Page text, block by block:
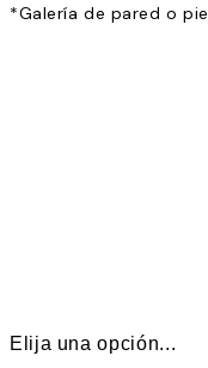
*Galería de pared o
Elija una opción...